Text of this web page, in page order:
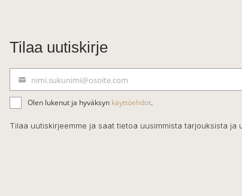
Tilaa uutiskirje
ä
h
k
nimi.sukunimi@osoite.com
Olen lukenut ja hyväksyn käyttöehdot.
Tilaa uutiskirjeemme ja saat tietoa uusimmista tarjouksista ja